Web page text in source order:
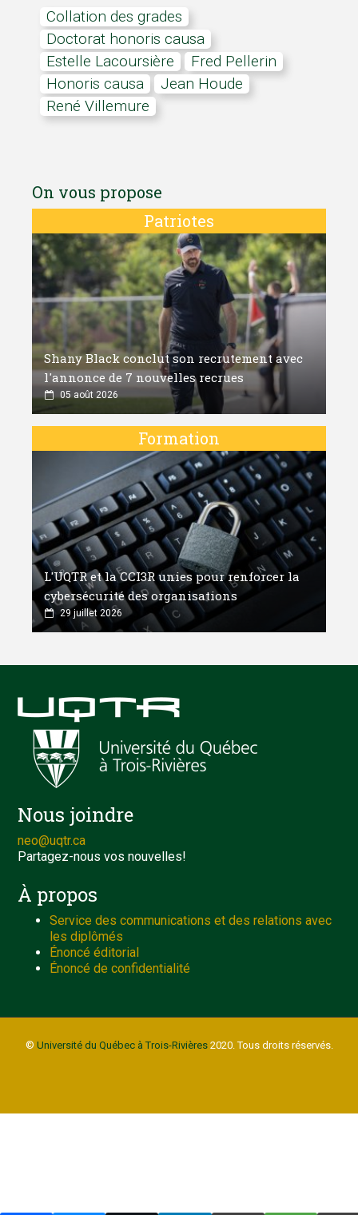
Collation des grades
Doctorat honoris causa
Estelle Lacoursière
Fred Pellerin
honoris causa
Jean Houde
René Villemure
On vous propose
Patriotes
Shany Black conclut son recrutement avec
l'annonce de 7 nouvelles recrues
05 août 2026
Formation
L'UQTR et la CCI3R unies pour renforcer la
cybersécurité des organisations
29 juillet 2026
Nous joindre
neo@uqtr.ca
Partagez-nous vos nouvelles!
À propos
Service des communications et des relations avec
les diplômés
Énoncé éditorial
Énoncé de confidentialité
© Université du Québec à Trois-Rivières2020. Tous droits réservés.